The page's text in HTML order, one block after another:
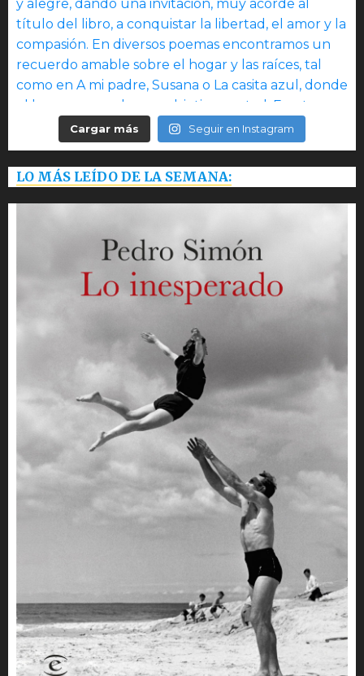
Cargar más Seguir en Instagram
LO MÁS LEÍDO DE LA SEMANA: